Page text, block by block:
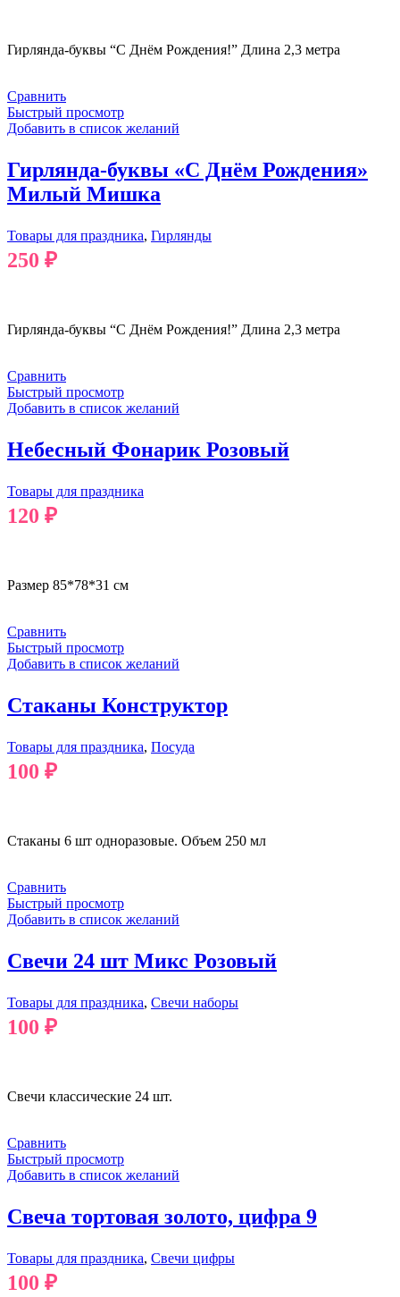
Гирлянда-буквы “С Днём Рождения!” Длина 2,3 метра
Сравнить
Быстрый просмотр
Добавить в список желаний
Гирлянда-буквы «С Днём Рождения»
Милый Мишка
Товары для праздника, Гирлянды
250 ₽
Гирлянда-буквы “С Днём Рождения!” Длина 2,3 метра
Сравнить
Быстрый просмотр
Добавить в список желаний
Небесный Фонарик Розовый
Товары для праздника
120 ₽
Размер 85*78*31 см
Сравнить
Быстрый просмотр
Добавить в список желаний
Стаканы Конструктор
Товары для праздника, Посуда
100 ₽
Стаканы 6 шт одноразовые. Объем 250 мл
Сравнить
Быстрый просмотр
Добавить в список желаний
Свечи 24 шт Микс Розовый
Товары для праздника, Свечи наборы
100 ₽
Свечи классические 24 шт.
Сравнить
Быстрый просмотр
Добавить в список желаний
Свеча тортовая золото, цифра 9
Товары для праздника, Свечи цифры
100 ₽